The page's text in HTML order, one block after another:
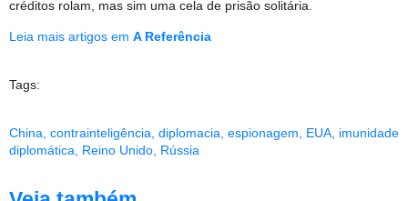
créditos rolam, mas sim uma cela de prisão solitária.
Leia mais artigos em A Referência
Tags:
China, contrainteligência, diplomacia, espionagem, EUA, imunidade
diplomática, Reino Unido, Rússia